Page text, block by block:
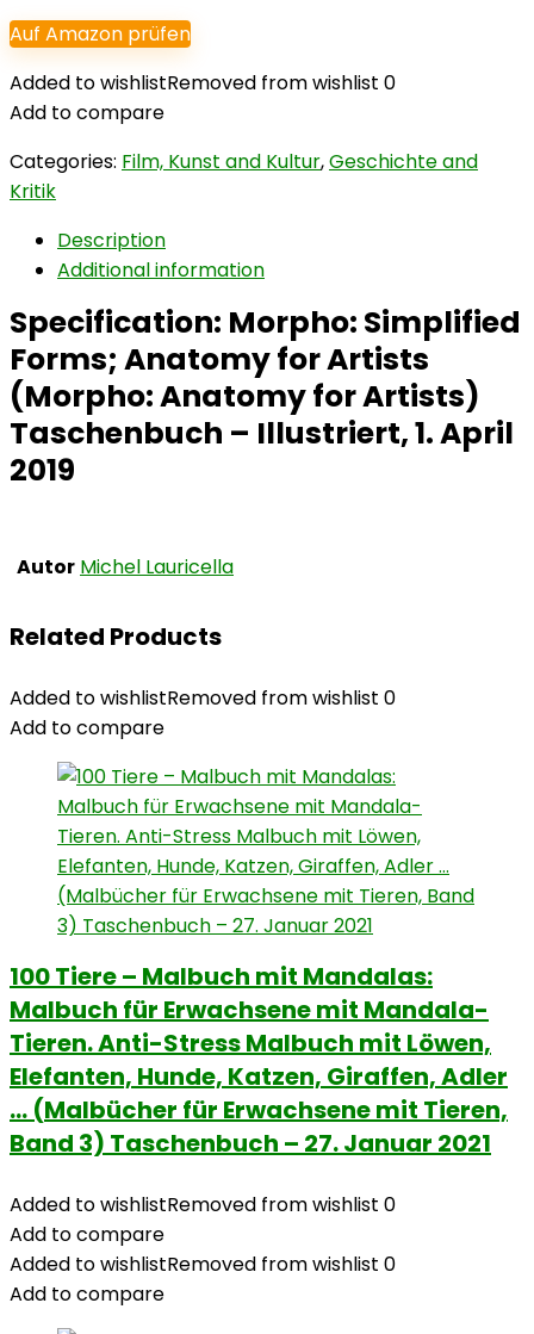
Auf Amazon prüfen
Added to wishlistRemoved from wishlist 0
Add to compare
Categories: Film, Kunst and Kultur,Geschichte and
Kritik
Description
Additional information
Specification: Morpho: Simplified
Forms; Anatomy for Artists
(Morpho: Anatomy for Artists)
Taschenbuch – Illustriert, 1. April
2019
Autor Michel Lauricella
Related Products
Added to wishlistRemoved from wishlist 0
Add to compare
100 Tiere – Malbuch mit Mandalas:
Malbuch für Erwachsene mit Mandala-
Tieren. Anti-Stress Malbuch mit Löwen,
Elefanten, Hunde, Katzen, Giraffen, Adler
… (Malbücher für Erwachsene mit Tieren,
Band 3) Taschenbuch – 27. Januar 2021
Added to wishlistRemoved from wishlist 0
Add to compare
Added to wishlistRemoved from wishlist 0
Add to compare